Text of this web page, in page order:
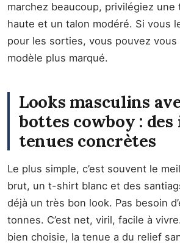
marchez beaucoup, privilégiez une
haute et un talon modéré. Si vous
pour les sorties, vous pouvez vous
modèle plus marqué.
Looks masculins
bottes cowboy : des
tenues concrètes
Le plus simple, c’est souvent le
brut, un t-shirt blanc et des
déjà un très bon look. Pas besoin
tonnes. C’est net, viril, facile à
bien choisie, la tenue a du relief